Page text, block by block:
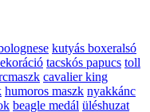
kutyás boxeralsó
tacskós papucs toll
cavalier king
humoros maszk nyakkánc
beagle medál üléshuzat